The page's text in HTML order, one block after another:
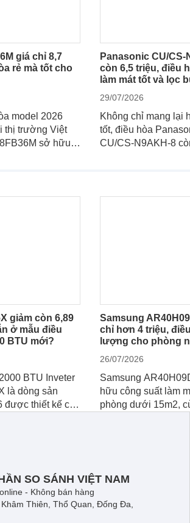
giá chỉ 8,7
rẻ mà tốt cho
model 2026
thị trường Việt
sở hữu
còn được trang
Panasonic CU/CS-
còn 6,5 triệu, điều
làm mát tốt và lọc
29/07/2026
Không chỉ mang lại
tốt, điều hòa
CU/CS-N9AKH-8
giảm còn 6,89
ở mẫu điều
BTU mới?
BTU Inveter
là dòng sản
được thiết kế cho
Samsung
chỉ hơn 4 triệu,
lượng cho phòng
26/07/2026
Samsung
hữu công suất làm
phòng dưới 15m2,
SO SÁNH VIỆT NAM
- Không bán hàng
Thiên, Thổ Quan, Đống Đa,